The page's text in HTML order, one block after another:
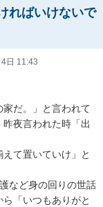
ればいけないで
日 11:43
だ。」と言われて
夜言われた時「出
えて置いていけ」と
など身の回りの世話
「いつもありがと